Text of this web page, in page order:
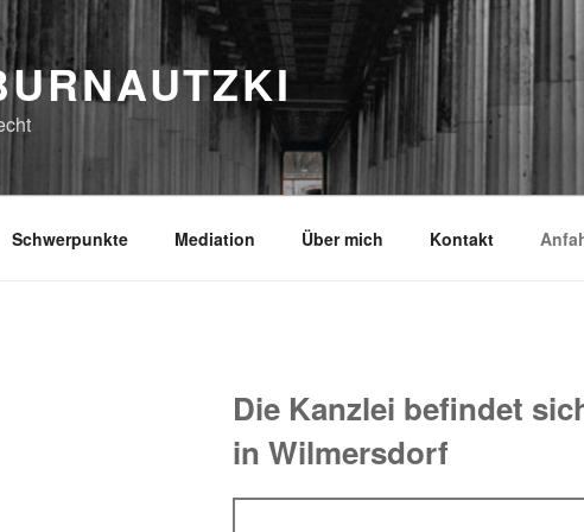
Schwerpunkte Mediation Über mich Kontakt
Die Kanzlei befindet
in Wilmersdorf